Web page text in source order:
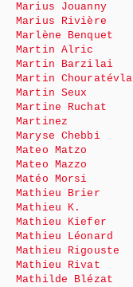
Marius Jouanny
Marius Rivière
Marlène Benquet
Martin Alric
Martin Barzilai
Martin Chouratévla
Martin Seux
Martine Ruchat
Martinez
Maryse Chebbi
Mateo Matzo
Mateo Mazzo
Matéo Morsi
Mathieu Brier
Mathieu K.
Mathieu Kiefer
Mathieu Léonard
Mathieu Rigouste
Mathieu Rivat
Mathilde Blézat